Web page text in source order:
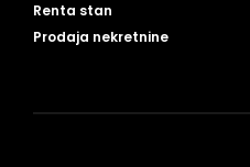
Renta stan
Prodaja nekretnine